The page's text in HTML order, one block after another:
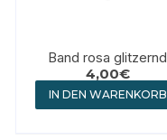
Band rosa glitzernd
4,00€
IN DEN WARENKORB